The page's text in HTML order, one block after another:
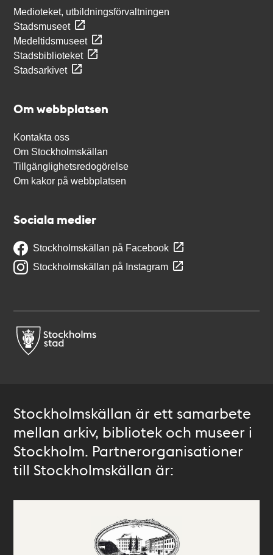
Medioteket, utbildningsförvaltningen
Stadsmuseet
Medeltidsmuseet
Stadsbiblioteket
Stadsarkivet
Om webbplatsen
Kontakta oss
Om Stockholmskällan
Tillgänglighetsredogörelse
Om kakor på webbplatsen
Sociala medier
Stockholmskällan på Facebook
Stockholmskällan på Instagram
Stockholmskällan är ett samarbete
mellan arkiv, bibliotek och museer i
Stockholm. Partnerorganisationer
till Stockholmskällan är: